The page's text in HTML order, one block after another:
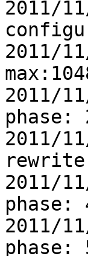
2011/
2011/
2011/
phase:
2011/
2011/
phase:
2011/
phase: